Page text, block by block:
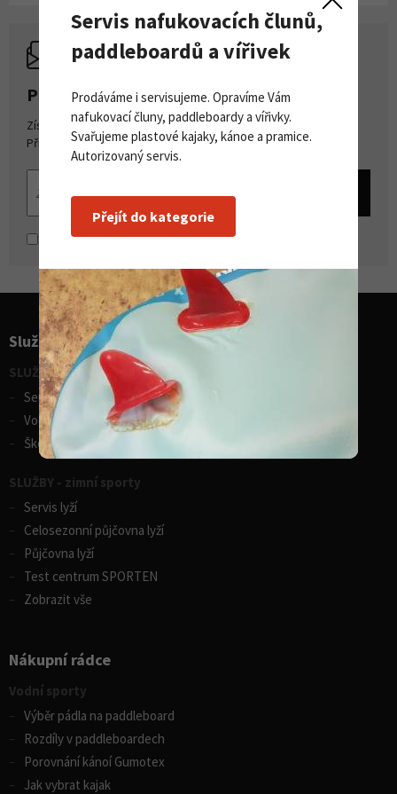
PŘIHLASTE SE K ODBĚRU NOVINEK
Získejte přehled o novinkách a akcích na našem e-shopu.
Přihlašte se k odběru novinek.
Souhlasím sezpracováním osobních údajů
Služby pro sporty
SLUŽBY - vodní sporty
Servis lodí a člunů
Vodácká půjčovna lodí
Škola eskymování
SLUŽBY - zimní sporty
Servis lyží
Celosezonní půjčovna lyží
Půjčovna lyží
Test centrum SPORTEN
Zobrazit vše
Nákupní rádce
Vodní sporty
Výběr pádla na paddleboard
Rozdíly v paddleboardech
Porovnání kánoí Gumotex
Jak vybrat kajak
Servis nafukovacích člunů,
paddleboardů a vířivek
Prodáváme i servisujeme. Opravíme Vám
nafukovací čluny, paddleboardy a vířivky.
Svařujeme plastové kajaky, kánoe a pramice.
Autorizovaný servis.
Přejít do kategorie